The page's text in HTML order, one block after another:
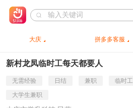
大庆 拼多多客服
新村龙凤临时工每天都要人
无需经验 日结 兼职 临时工
大学生兼职